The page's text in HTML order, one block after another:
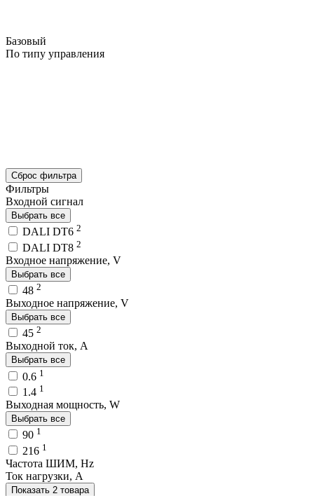
Базовый
По типу управления
Сброс фильтра
Фильтры
Входной сигнал
Выбрать все
DALI DT6 2
DALI DT8 2
Входное напряжение, V
Выбрать все
48 2
Выходное напряжение, V
Выбрать все
45 2
Выходной ток, A
Выбрать все
0.6 1
1.4 1
Выходная мощность, W
Выбрать все
90 1
216 1
Частота ШИМ, Hz
Ток нагрузки, A
Показать 2 товара